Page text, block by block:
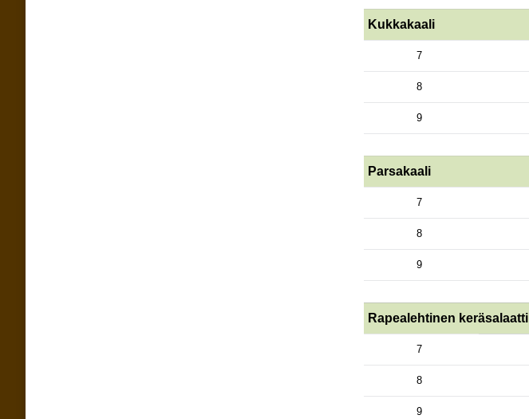
Kukkakaali
7
8
9
Parsakaali
7
8
9
Rapealehtinen keräsalaatti
7
8
9